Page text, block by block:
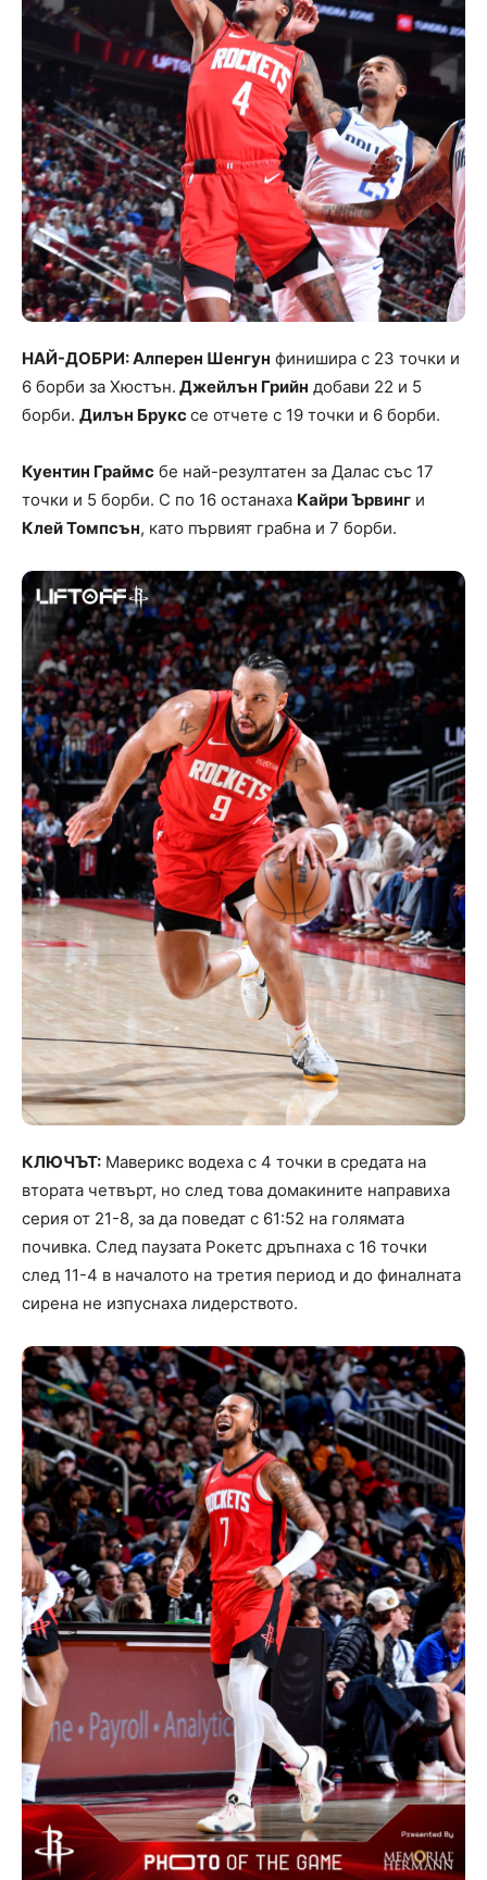
НАЙ-ДОБРИ: Алперен Шенгун финишира с 23 точки и
6 борби за Хюстън. Джейлън Грийн добави 22 и 5
борби. Дилън Брукссе отчете с 19 точки и 6 борби.
Куентин Граймс бе най-резултатен за Далас със 17
точки и 5 борби. С по 16 останаха Кайри Ървинг и
Клей Томпсън, като първият грабна и 7 борби.
КЛЮЧЪТ: Маверикс водеха с 4 точки в средата на
втората четвърт, но след това домакините направиха
серия от 21-8, за да поведат с 61:52 на голямата
почивка. След паузата Рокетс дръпнаха с 16 точки
след 11-4 в началото на третия период и до финалната
сирена не изпуснаха лидерството.